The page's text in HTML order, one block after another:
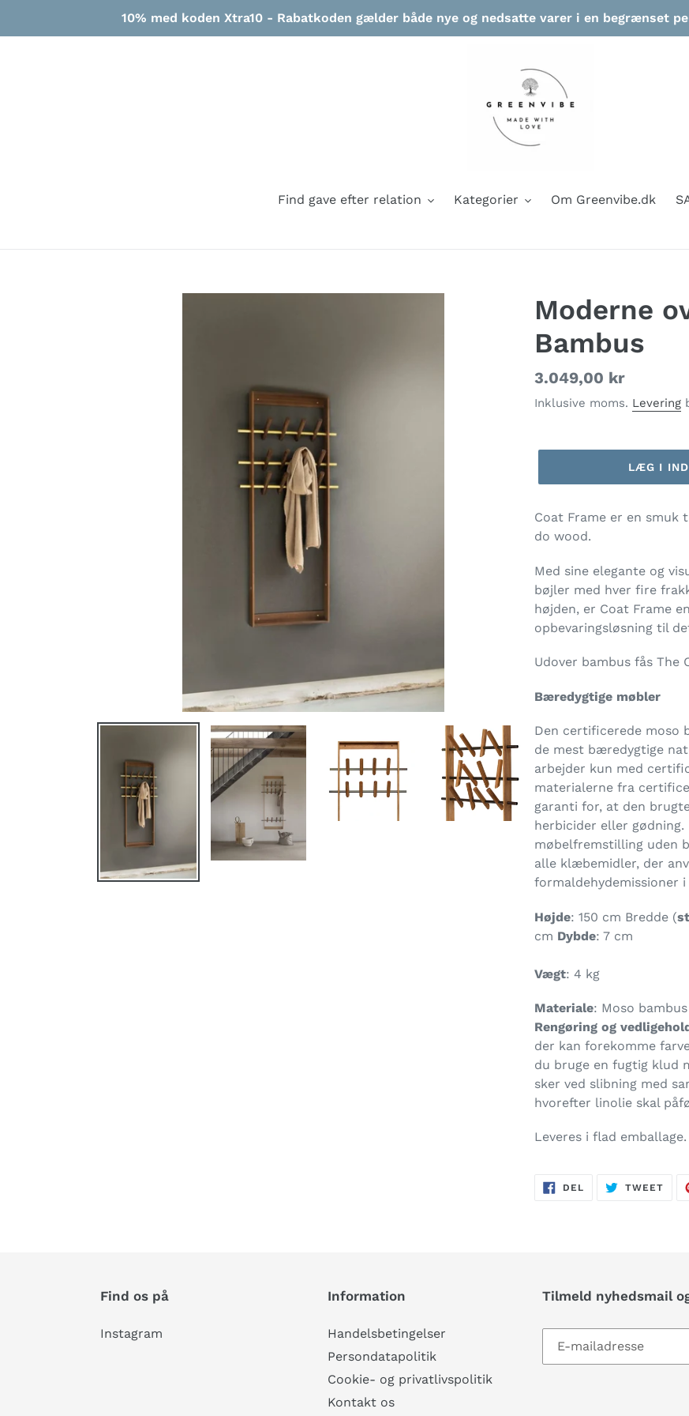
10% med koden Xtra10 - Rabatkoden gælder både nye og nedsatte varer i en begrænset
Find gave efter relation Kategorier Om Greenvibe.dk
Moderne
Bambus
Normalpris
3.049,00 kr
Inklusive moms. Levering
LÆG I
produkt
din
indkøbskurv
Coat Frame er en
do wood.
Med sine elegante og
bøjler med hver fire
højden, er Coat Frame
opbevaringsløsning til
Udover bambus fås The
Bæredygtige møbler
Den certificerede moso
de mest bæredygtige
arbejder kun med
materialerne fra
garanti for, at den
herbicider eller
møbelfremstilling uden
alle klæbemidler, der
formaldehydemissioner i
Højde: 150 cm Bredde (
cm Dybde: 7 cm
Vægt: 4 kg
Materiale: Moso bambus
Rengøring og
der kan forekomme
du bruge en fugtig klud
sker ved slibning med
hvorefter linolie skal
Leveres i flad
DEL TWEET
Find os på
Instagram
Information
Handelsbetingelser
Persondatapolitik
Cookie- og privatlivspolitik
Kontakt os
Tilmeld nyhedsmail